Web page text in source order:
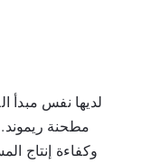
مطحنة
وكفاءة إنتاج